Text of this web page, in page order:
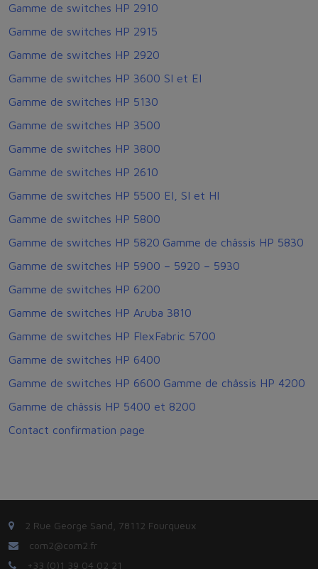
Gamme de switches HP 2910
Gamme de switches HP 2915
Gamme de switches HP 2920
Gamme de switches HP 3600 SI et EI
Gamme de switches HP 5130
Gamme de switches HP 3500
Gamme de switches HP 3800
Gamme de switches HP 2610
Gamme de switches HP 5500 EI, SI et HI
Gamme de switches HP 5800
Gamme de switches HP 5820 Gamme de châssis HP 5830
Gamme de switches HP 5900 – 5920 – 5930
Gamme de switches HP 6200
Gamme de switches HP Aruba 3810
Gamme de switches HP FlexFabric 5700
Gamme de switches HP 6400
Gamme de switches HP 6600 Gamme de châssis HP 4200
Gamme de châssis HP 5400 et 8200
Contact confirmation page
2 Rue George Sand, 78112 Fourqueux
com2@com2.fr
+33 (0)1 39 04 02 21